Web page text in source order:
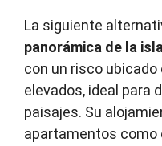
La siguiente
panorámica de la
con un risco
elevados, ideal para
paisajes. Su
apartamentos como